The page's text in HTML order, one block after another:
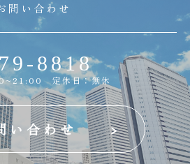
問い合わせ
8818
定休日：無休
い合わせ